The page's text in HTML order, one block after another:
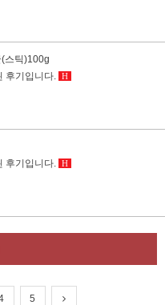
스틱)100g
후기입니다. H
후기입니다. H
5